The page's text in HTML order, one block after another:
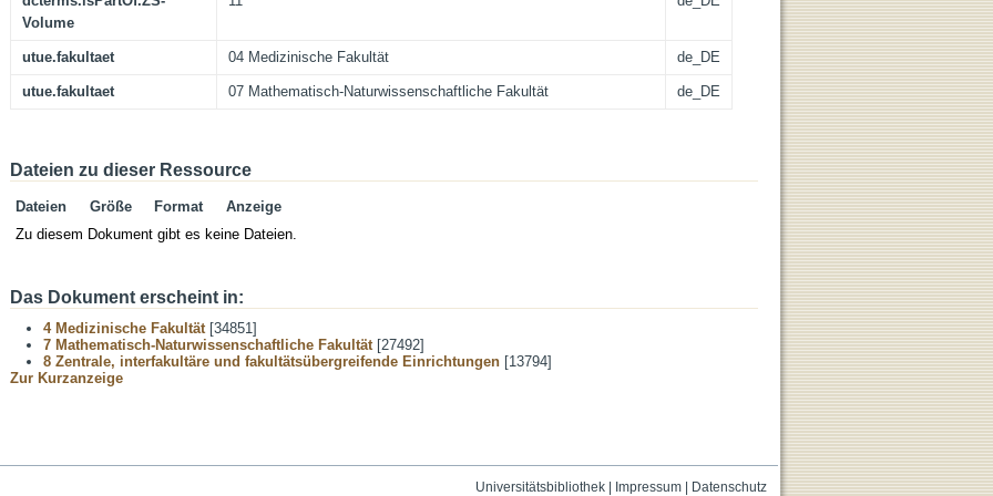
Volume
utue.fakultaet 04 Medizinische Fakultät de_DE
utue.fakultaet 07 Mathematisch-Naturwissenschaftliche Fakultät de_DE
Dateien zu dieser Ressource
Dateien Größe Format
Anzeige
Zu diesem Dokument gibt es keine Dateien.
Das Dokument erscheint in:
4 Medizinische Fakultät[34851]
7 Mathematisch-Naturwissenschaftliche Fakultät[27492]
8 Zentrale, interfakultäre und fakultätsübergreifende Einrichtungen [13794]
Zur Kurzanzeige
Universitätsbibliothek| Impressum| Datenschutz